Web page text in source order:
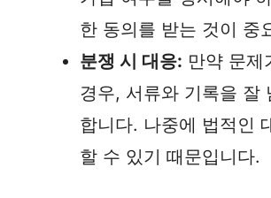
한 동의를 받는 것이 중
분쟁 시 대응: 만약 문제
경우, 서류와 기록을 잘
합니다. 나중에 법적인
할 수 있기 때문입니다.